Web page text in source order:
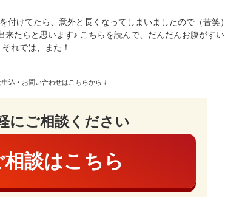
けてたら、意外と長くなってしまいましたので（苦笑）
来たらと思います♪ こちらを読んで、だんだんお腹がすい
れでは、また！
込・お問い合わせはこちらから ↓
にご相談ください
談はこちら